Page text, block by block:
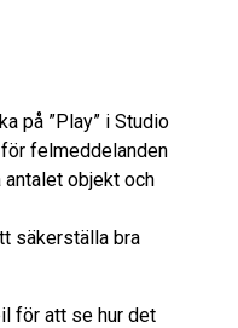
på ”Play” i Studio
felmeddelanden
objekt och
säkerställa bra
för att se hur det